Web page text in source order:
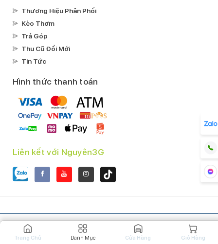
Thương Hiệu Phân Phối
Kèo Thơm
Trả Góp
Thu Cũ Đổi Mới
Tin Tức
Hình thức thanh toán
Liên kết với Nguyên3G
Trang Chủ Danh Mục Cửa Hàng Giỏ Hàng